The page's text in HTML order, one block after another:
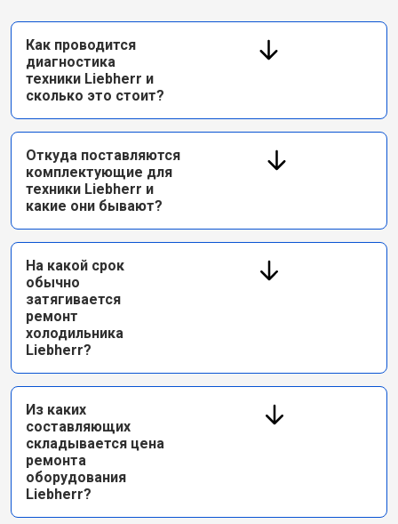
Как проводится
диагностика
техники Liebherr и
сколько это стоит?
Откуда поставляются
комплектующие для
техники Liebherr и
какие они бывают?
На какой срок
обычно
затягивается
ремонт
холодильника
Liebherr?
Из каких
составляющих
складывается цена
ремонта
оборудования
Liebherr?